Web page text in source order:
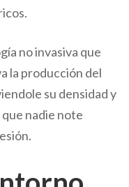
no invasiva que
la producción del
su densidad y
nadie note